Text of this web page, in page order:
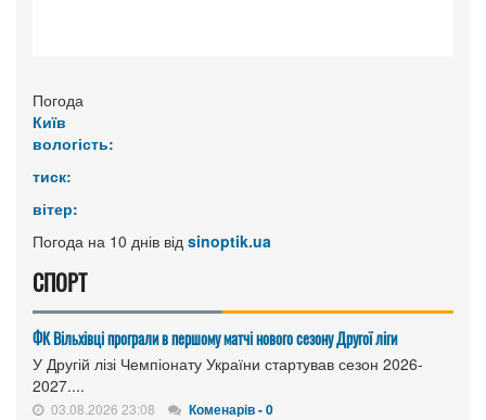
Погода
Київ
вологість:
тиск:
вітер:
Погода на 10 днів від sinoptik.ua
СПОРТ
ФК Вільхівці програли в першому матчі нового сезону Другої ліги
У Другій лізі Чемпіонату України стартував сезон 2026-
2027....
03.08.2026 23:08 Коменарів - 0